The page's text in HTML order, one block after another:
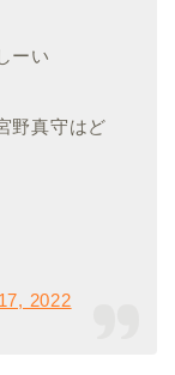
ーい
野真守はど
2022